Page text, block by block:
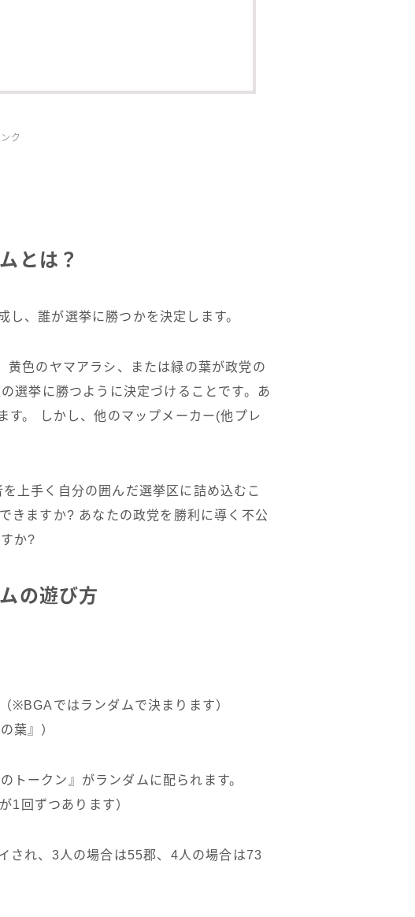
ク
とは？
し、誰が選挙に勝つかを決定します。
色のヤマアラシ、または緑の葉が政党の
選挙に勝つように決定づけることです。あ
す。 しかし、他のマップメーカー(他プレ
上手く自分の囲んだ選挙区に詰め込むこ
きますか? あなたの政党を勝利に導く不公
か?
の遊び方
※BGAではランダムで決まります）
葉』）
トークン』がランダムに配られます。
1回ずつあります）
され、3人の場合は55郡、4人の場合は73